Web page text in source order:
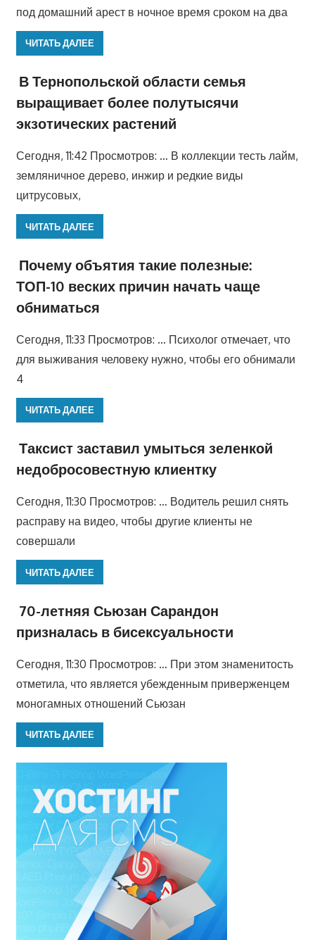
под домашний арест в ночное время сроком на два
ЧИТАТЬ ДАЛЕЕ
В Тернопольской области семья
выращивает более полутысячи
экзотических растений
Сегодня, 11:42 Просмотров: … В коллекции тесть лайм,
земляничное дерево, инжир и редкие виды
цитрусовых,
ЧИТАТЬ ДАЛЕЕ
Почему объятия такие полезные:
ТОП-10 веских причин начать чаще
обниматься
Сегодня, 11:33 Просмотров: … Психолог отмечает, что
для выживания человеку нужно, чтобы его обнимали
4
ЧИТАТЬ ДАЛЕЕ
Таксист заставил умыться зеленкой
недобросовестную клиентку
Сегодня, 11:30 Просмотров: … Водитель решил снять
расправу на видео, чтобы другие клиенты не
совершали
ЧИТАТЬ ДАЛЕЕ
70-летняя Сьюзан Сарандон
призналась в бисексуальности
Сегодня, 11:30 Просмотров: … При этом знаменитость
отметила, что является убежденным приверженцем
моногамных отношений Сьюзан
ЧИТАТЬ ДАЛЕЕ